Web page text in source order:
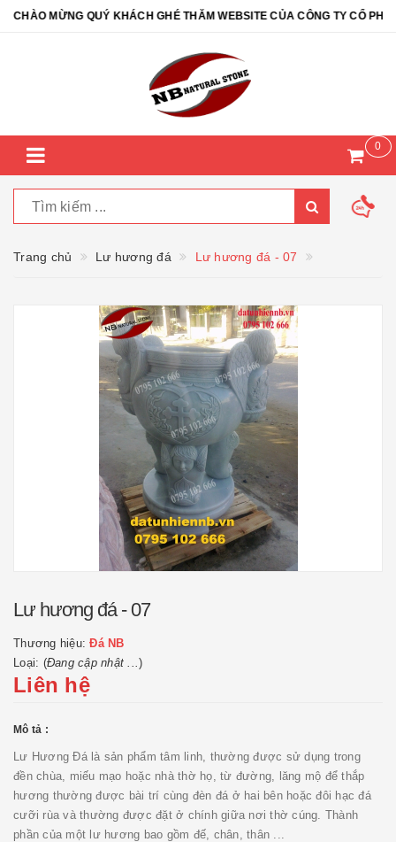
MỪNG QUÝ KHÁCH GHÉ THĂM WEBSITE CỦA CÔNG TY CỔ
0
Trang chủ Lư hương đá Lư hương đá - 07
Lư hương đá - 07
Thương hiệu:Đá NB
Loại: (Đang cập nhật ...)
Liên hệ
Mô tả :
Lư Hương Đá là sản phẩm tâm linh, thường được sử dụng trong
đền chùa, miếu mạo hoặc nhà thờ họ, từ đường, lăng mộ để thắp
hương thường được bài trí cùng đèn đá ở hai bên hoặc đôi hạc đá
cưỡi rùa và thường được đặt ở chính giữa nơi thờ cúng. Thành
phần của một lư hương bao gồm đế, chân, thân ...